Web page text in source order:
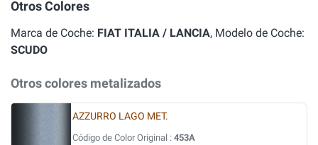
Otros Colores
Marca de Coche: FIAT ITALIA / LANCIA, Modelo de Coche:
SCUDO
Otros colores metalizados
AZZURRO LAGO MET.
Código de Color Original : 453A